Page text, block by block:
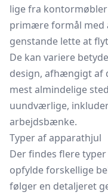
lige fra
primære formål med
genstande lette at
De kan variere
design, afhængigt af
mest almindelige
uundværlige,
arbejdsbænke.
Typer af apparathjul
Der findes flere
opfylde forskellige
følger en detaljeret